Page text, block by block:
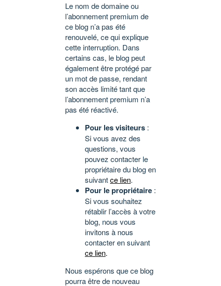
Le nom de domaine ou
l’abonnement premium de
ce blog n’a pas été
renouvelé, ce qui explique
cette interruption. Dans
certains cas, le blog peut
également être protégé par
un mot de passe, rendant
son accès limité tant que
l’abonnement premium n’a
pas été réactivé.
Pour les visiteurs :
Si vous avez des
questions, vous
pouvez contacter le
propriétaire du blog en
suivantce lien.
Pour le propriétaire :
Si vous souhaitez
rétablir l’accès à votre
blog, nous vous
invitons à nous
contacter en suivant
ce lien.
Nous espérons que ce blog
pourra être de nouveau